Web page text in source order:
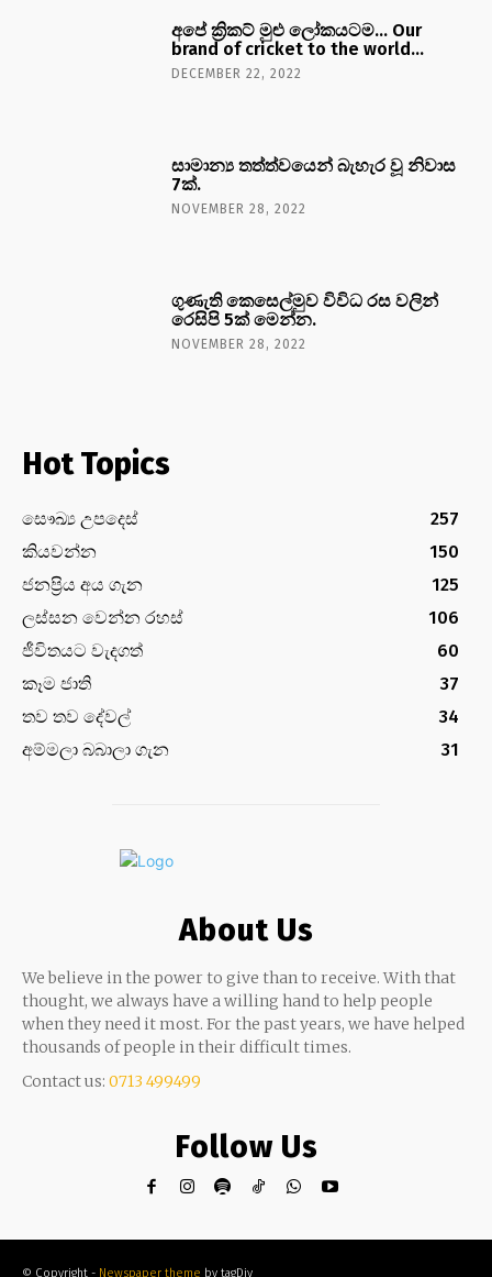
අපේ ක්‍රිකට් මුළු ලෝකයටම… Our
brand of cricket to the world…
DECEMBER 22, 2022
සාමාන්‍ය තත්ත්වයෙන් බැහැර වූ නිවාස
7ක්.
NOVEMBER 28, 2022
ගුණැති කෙසෙල්මුව විවිධ රස වලින්
රෙසිපි 5ක් මෙන්න.
NOVEMBER 28, 2022
Hot Topics
සෞඛ්‍ය උපදෙස්
257
කියවන්න
150
ජනප්‍රිය අය ගැන
125
ලස්සන වෙන්න රහස්
106
ජීවිතයට වැදගත්
60
කෑම ජාති
37
තව තව දේවල්
34
අම්මලා බබාලා ගැන
31
About Us
We believe in the power to give than to receive. With that
thought, we always have a willing hand to help people
when they need it most. For the past years, we have helped
thousands of people in their difficult times.
Contact us: 0713 499499
Follow Us
© Copyright - Newspaper theme by tagDiv